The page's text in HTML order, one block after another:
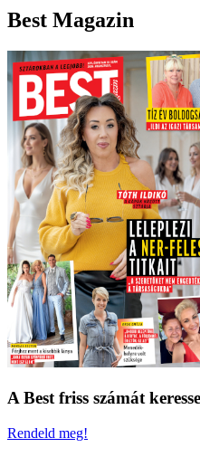
Best Magazin
A Best friss számát
Rendeld meg!